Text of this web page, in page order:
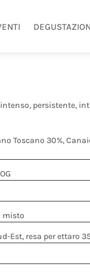
persistente,
Toscano 30%,
misto
Est, resa per ettaro